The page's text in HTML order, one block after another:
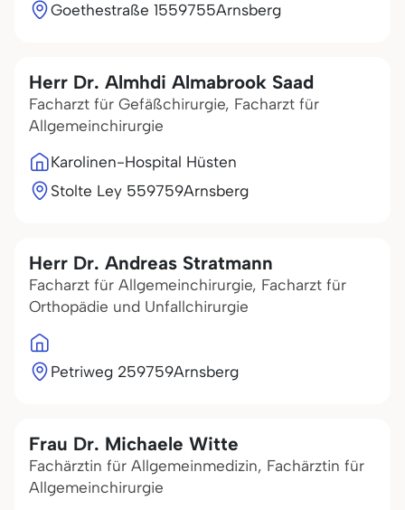
Goethestraße 1559755Arnsberg
Herr Dr. Almhdi Almabrook Saad
Facharzt für Gefäßchirurgie, Facharzt für
Allgemeinchirurgie
Karolinen-Hospital Hüsten
Stolte Ley 559759Arnsberg
Herr Dr. Andreas Stratmann
Facharzt für Allgemeinchirurgie, Facharzt für
Orthopädie und Unfallchirurgie
Petriweg 259759Arnsberg
Frau Dr. Michaele Witte
Fachärztin für Allgemeinmedizin, Fachärztin für
Allgemeinchirurgie